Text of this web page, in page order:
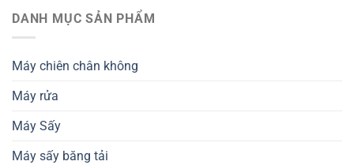
DANH MỤC SẢN PHẨM
Máy chiên chân không
Máy rửa
Máy Sấy
Máy sấy băng tải